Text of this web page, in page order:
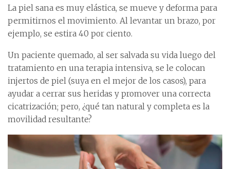
La piel sana es muy elástica, se mueve y deforma para
permitirnos el movimiento. Al levantar un brazo, por
ejemplo, se estira 40 por ciento.
Un paciente quemado, al ser salvada su vida luego del
tratamiento en una terapia intensiva, se le colocan
injertos de piel (suya en el mejor de los casos), para
ayudar a cerrar sus heridas y promover una correcta
cicatrización; pero, ¿qué tan natural y completa es la
movilidad resultante?